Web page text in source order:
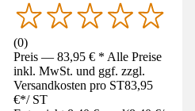
(0)
Preis — 83,95 € * Alle Preise
inkl. MwSt. und ggf. zzgl.
Versandkosten pro ST83,95
€*/ ST